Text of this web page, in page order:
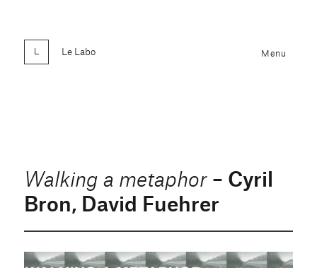
Le Labo Menu
Walking a metaphor – Cyril
Bron, David Fuehrer